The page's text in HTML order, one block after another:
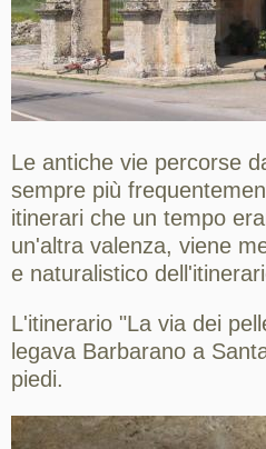
Le antiche vie percorse
sempre più
itinerari che un tempo
un'altra valenza, viene
e naturalistico
L'itinerario "La via dei
legava Barbarano a
piedi.